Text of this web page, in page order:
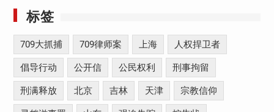
标签
709大抓捕 709律师案 上海 人权捍卫者
倡导行动 公开信 公民权利 刑事拘留
刑满释放 北京 吉林 天津 宗教信仰